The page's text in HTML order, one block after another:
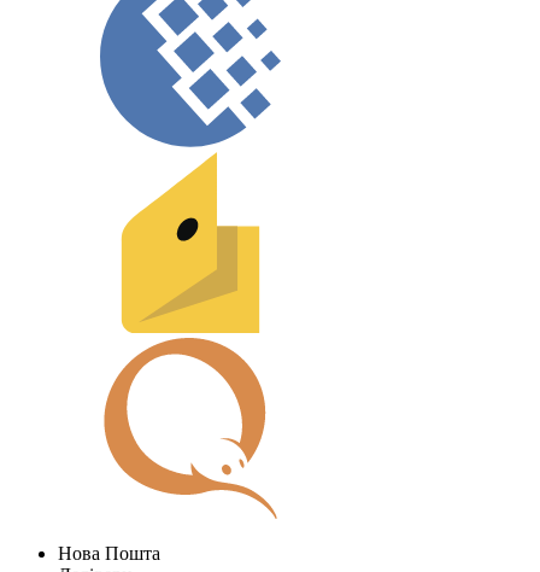
Нова Пошта